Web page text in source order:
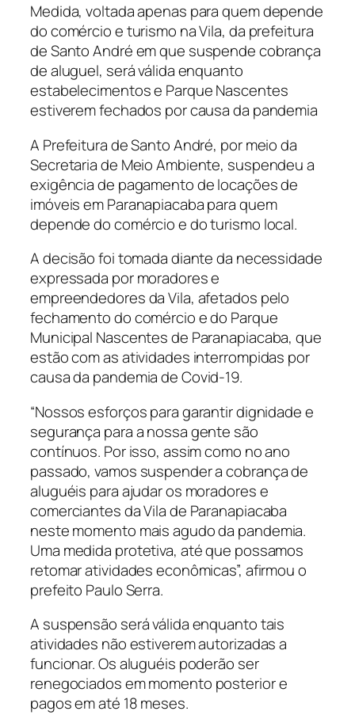
Medida, voltada apenas para quem depende
do comércio e turismo na Vila, da prefeitura
de Santo André em que suspende cobrança
de aluguel, será válida enquanto
estabelecimentos e Parque Nascentes
estiverem fechados por causa da pandemia
A Prefeitura de Santo André, por meio da
Secretaria de Meio Ambiente, suspendeu a
exigência de pagamento de locações de
imóveis em Paranapiacaba para quem
depende do comércio e do turismo local.
A decisão foi tomada diante da necessidade
expressada por moradores e
empreendedores da Vila, afetados pelo
fechamento do comércio e do Parque
Municipal Nascentes de Paranapiacaba, que
estão com as atividades interrompidas por
causa da pandemia de Covid-19.
“Nossos esforços para garantir dignidade e
segurança para a nossa gente são
contínuos. Por isso, assim como no ano
passado, vamos suspender a cobrança de
aluguéis para ajudar os moradores e
comerciantes da Vila de Paranapiacaba
neste momento mais agudo da pandemia.
Uma medida protetiva, até que possamos
retomar atividades econômicas”, afirmou o
prefeito Paulo Serra.
A suspensão será válida enquanto tais
atividades não estiverem autorizadas a
funcionar. Os aluguéis poderão ser
renegociados em momento posterior e
pagos em até 18 meses.